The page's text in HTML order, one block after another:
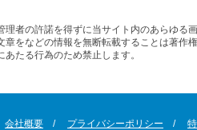
理者の許諾を得ずに当サイト内のあらゆる
章をなどの情報を無断転載することは著作
あたる行為のため禁止します。
会社概要 プライバシーポリシー